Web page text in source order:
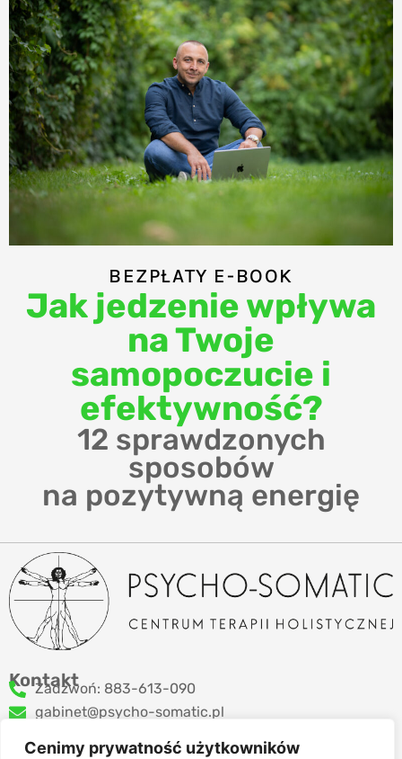
Cenimy prywatność użytkowników
BEZPŁATY E-BOOK
Jak jedzenie wpływa
na Twoje
samopoczucie i
efektywność?
12 sprawdzonych
sposobów
na pozytywną energię
Kontakt
Zadzwoń: 883-613-090
gabinet@psycho-somatic.pl
Zapraszam